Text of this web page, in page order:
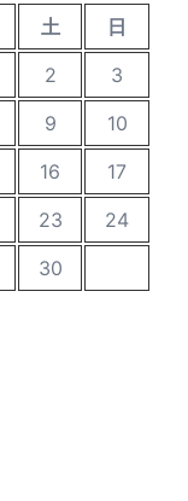
土
日
2
3
9
10
16
17
23
24
30